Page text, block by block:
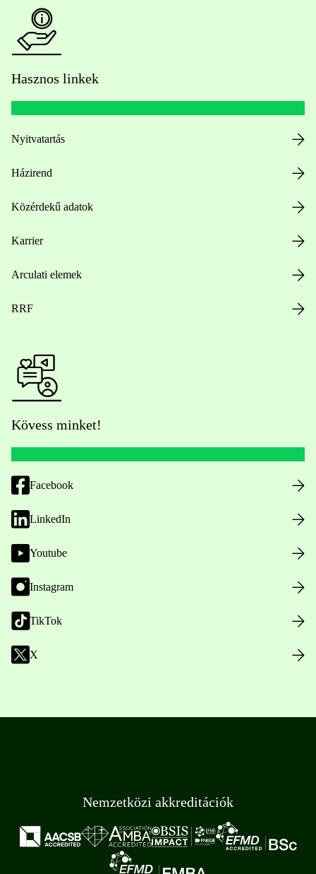
Hasznos linkek
Nyitvatartás
Házirend
Közérdekű adatok
Karrier
Arculati elemek
RRF
Kövess minket!
Facebook
LinkedIn
Youtube
Instagram
TikTok
X
Nemzetközi akkreditációk